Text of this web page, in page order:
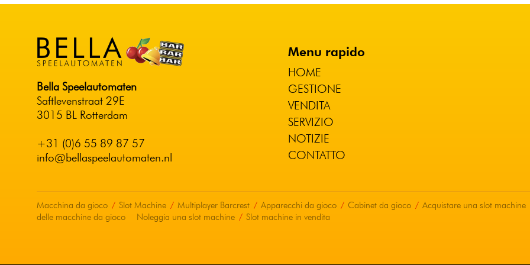
Bella Speelautomaten
Saftlevenstraat 29E
3015 BL Rotterdam
+31 (0)6 55 89 87 57
info@bellaspeelautomaten.nl
Menu rapido
HOME
GESTIONE
VENDITA
SERVIZIO
NOTIZIE
CONTATTO
Macchina da gioco Slot Machine Multiplayer Barcrest Apparecchi da gioco Cabinet da gioco
Acquistare una slot machine
delle macchine da gioco
Noleggia una slot machine Slot machine in vendita